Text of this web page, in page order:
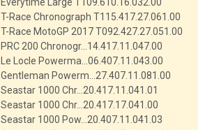
T-Race Chronograph T115.417.27.061.00
T-Race MotoGP 2017 T092.427.27.051.00
PRC 200 Chronogr…14.417.11.047.00
Le Locle Powerma…06.407.11.043.00
Gentleman Powerm…27.407.11.081.00
Seastar 1000 Chr…20.417.11.041.01
Seastar 1000 Chr…20.417.17.041.00
Seastar 1000 Pow…20.407.11.041.03